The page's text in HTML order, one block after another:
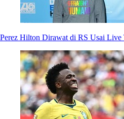
Perez Hilton Dirawat di RS Usai